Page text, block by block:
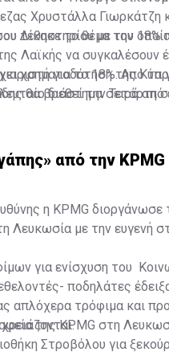
Χρυστάλλα Γιωρκάτζη
τέθηκε το θέμα του 18%
Δικαστηρίου με την
Λαϊκής να συγκαλέσουν
για το 18%. Από τα
διάστημα σειρά από
χρηματοδότηση της
θα βρεθεί την Τετάρτη
από την KPMG
η KPMG διοργάνωσε
με την ευγενή
για ενίσχυση του
ποδηλάτες
απλόχερα τρόφιμα και
της KPMG στη
Στροβόλου για